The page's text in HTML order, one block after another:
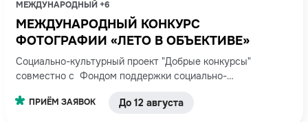
МЕЖДУНАРОДНЫЙ +6
МЕЖДУНАРОДНЫЙ КОНКУРС
ФОТОГРАФИИ «ЛЕТО В ОБЪЕКТИВЕ»
Социально-культурный проект "Добрые конкурсы"
совместно с Фондом поддержки социально-
ПРИЁМ ЗАЯВОК До 12 августа